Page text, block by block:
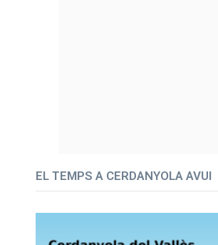
EL TEMPS A CERDANYOLA AVUI